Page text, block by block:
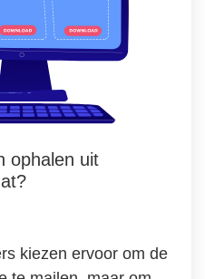
ophalen uit
kiezen ervoor om de